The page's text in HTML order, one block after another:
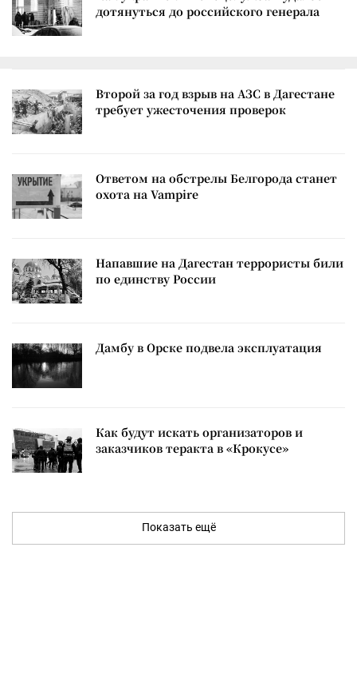
дотянуться до российского генерала
Второй за год взрыв на АЗС в Дагестане
требует ужесточения проверок
Ответом на обстрелы Белгорода станет
охота на Vampire
Напавшие на Дагестан террористы били
по единству России
Дамбу в Орске подвела эксплуатация
Как будут искать организаторов и
заказчиков теракта в «Крокусе»
Показать ещё